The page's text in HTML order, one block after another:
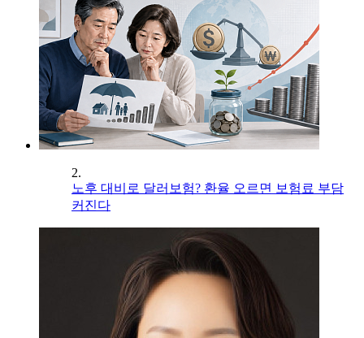
2.
노후 대비로 달러보험? 환율 오르면 보험료 부담
커진다